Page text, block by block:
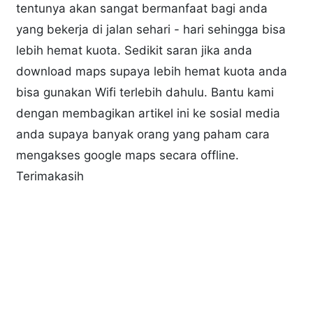
tentunya akan sangat bermanfaat bagi anda
yang bekerja di jalan sehari - hari sehingga bisa
lebih hemat kuota. Sedikit saran jika anda
download maps supaya lebih hemat kuota anda
bisa gunakan Wifi terlebih dahulu. Bantu kami
dengan membagikan artikel ini ke sosial media
anda supaya banyak orang yang paham cara
mengakses google maps secara offline.
Terimakasih